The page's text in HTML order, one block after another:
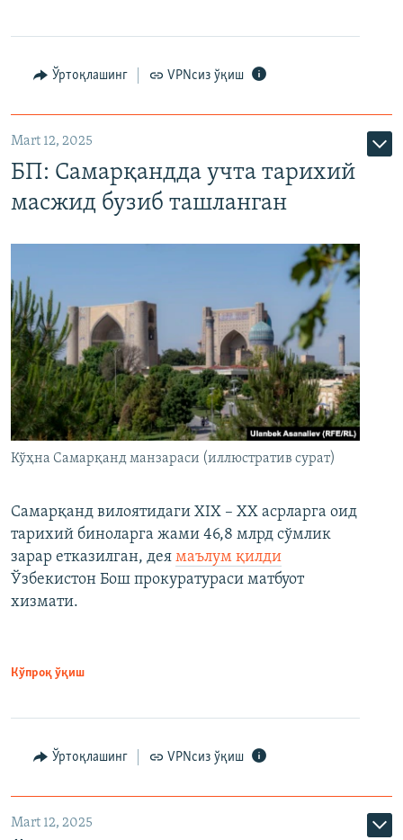
Ўртоқлашинг VPNсиз ўқиш
Mart 12, 2025
БП: Самарқандда учта тарихий
масжид бузиб ташланган
Кўҳна Самарқанд манзараси (иллюстратив сурат)
Самарқанд вилоятидаги XIX – XX асрларга оид
тарихий биноларга жами 46,8 млрд сўмлик
зарар етказилган, дея маълум қилди
Ўзбекистон Бош прокуратураси матбуот
хизмати.
Кўпроқ ўқиш
Ўртоқлашинг VPNсиз ўқиш
Mart 12, 2025